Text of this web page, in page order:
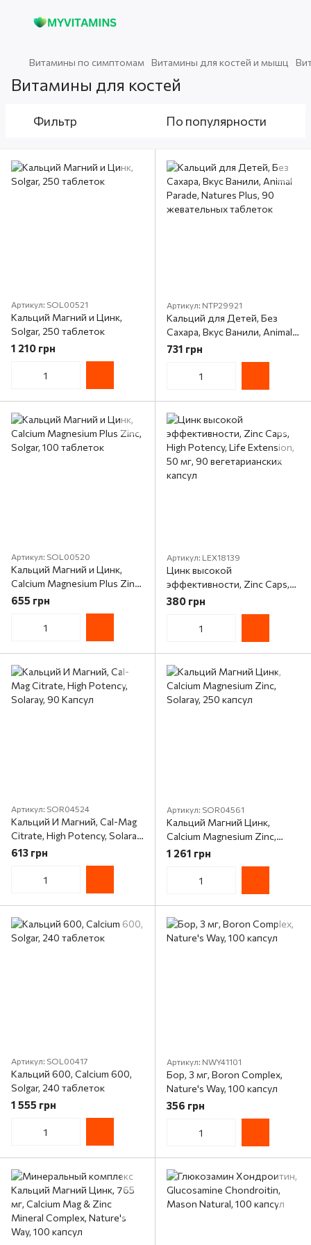
Витамины по симптомам Витамины для костей и мышц
Витамины для костей
Фильтр По популярности
Артикул: SOL00521
Кальций Магний и Цинк,
Solgar, 250 таблеток
1 210 грн
Артикул: NTP29921
Кальций для Детей, Без
Сахара, Вкус Ванили, Animal
Parade, Natures Plus, 90
жевательных таблеток
731 грн
Артикул: SOL00520
Кальций Магний и Цинк,
Calcium Magnesium Plus Zinc,
Solgar, 100 таблеток
655 грн
Артикул: LEX18139
Цинк высокой
эффективности, Zinc Caps,
High Potency, Life Extension,
50 мг, 90 вегетарианских
380 грн
Артикул: SOR04524
Кальций И Магний, Cal-Mag
Citrate, High Potency, Solaray,
90 Капсул
613 грн
Артикул: SOR04561
Кальций Магний Цинк,
Calcium Magnesium Zinc,
Solaray, 250 капсул
1 261 грн
Артикул: SOL00417
Кальций 600, Calcium 600,
Solgar, 240 таблеток
1 555 грн
Артикул: NWY41101
Бор, 3 мг, Boron Complex,
Nature's Way, 100 капсул
356 грн